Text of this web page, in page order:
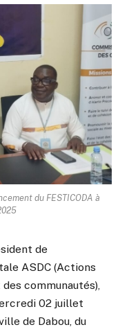
du FESTICODA à
de
ASDC (Actions
communautés),
02 juillet
de Dabou, du